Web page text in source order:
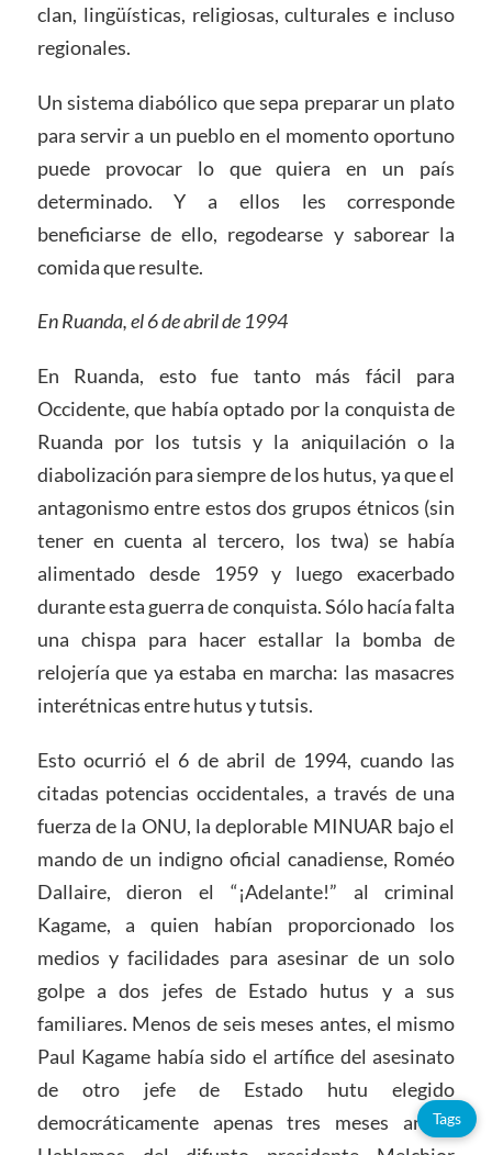
clan, lingüísticas, religiosas, culturales e incluso
regionales.
Un sistema diabólico que sepa preparar un plato
para servir a un pueblo en el momento oportuno
puede provocar lo que quiera en un país
determinado. Y a ellos les corresponde
beneficiarse de ello, regodearse y saborear la
comida que resulte.
En Ruanda, el 6 de abril de 1994
En Ruanda, esto fue tanto más fácil para
Occidente, que había optado por la conquista de
Ruanda por los tutsis y la aniquilación o la
diabolización para siempre de los hutus, ya que el
antagonismo entre estos dos grupos étnicos (sin
tener en cuenta al tercero, los twa) se había
alimentado desde 1959 y luego exacerbado
durante esta guerra de conquista. Sólo hacía falta
una chispa para hacer estallar la bomba de
relojería que ya estaba en marcha: las masacres
interétnicas entre hutus y tutsis.
Esto ocurrió el 6 de abril de 1994, cuando las
citadas potencias occidentales, a través de una
fuerza de la ONU, la deplorable MINUAR bajo el
mando de un indigno oficial canadiense, Roméo
Dallaire, dieron el “¡Adelante!” al criminal
Kagame, a quien habían proporcionado los
medios y facilidades para asesinar de un solo
golpe a dos jefes de Estado hutus y a sus
familiares. Menos de seis meses antes, el mismo
Paul Kagame había sido el artífice del asesinato
de otro jefe de Estado hutu elegido
democráticamente apenas tres meses antes.
Tags